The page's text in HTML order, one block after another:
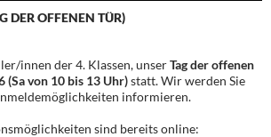
DER OFFENEN TÜR)
innen der 4. Klassen, unserTag der offenen
(Sa von 10 bis 13 Uhr)statt. Wir werden Sie
informieren.
sind bereits online: